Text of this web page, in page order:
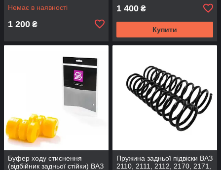
Немає в наявності
1 200 ₴
1 400 ₴
Купити
Буфер ходу стиснення
(відбійник задньої стійки) ВАЗ
Пружина задньої підвіски ВАЗ
2110, 2111, 2112, 2170, 2171,